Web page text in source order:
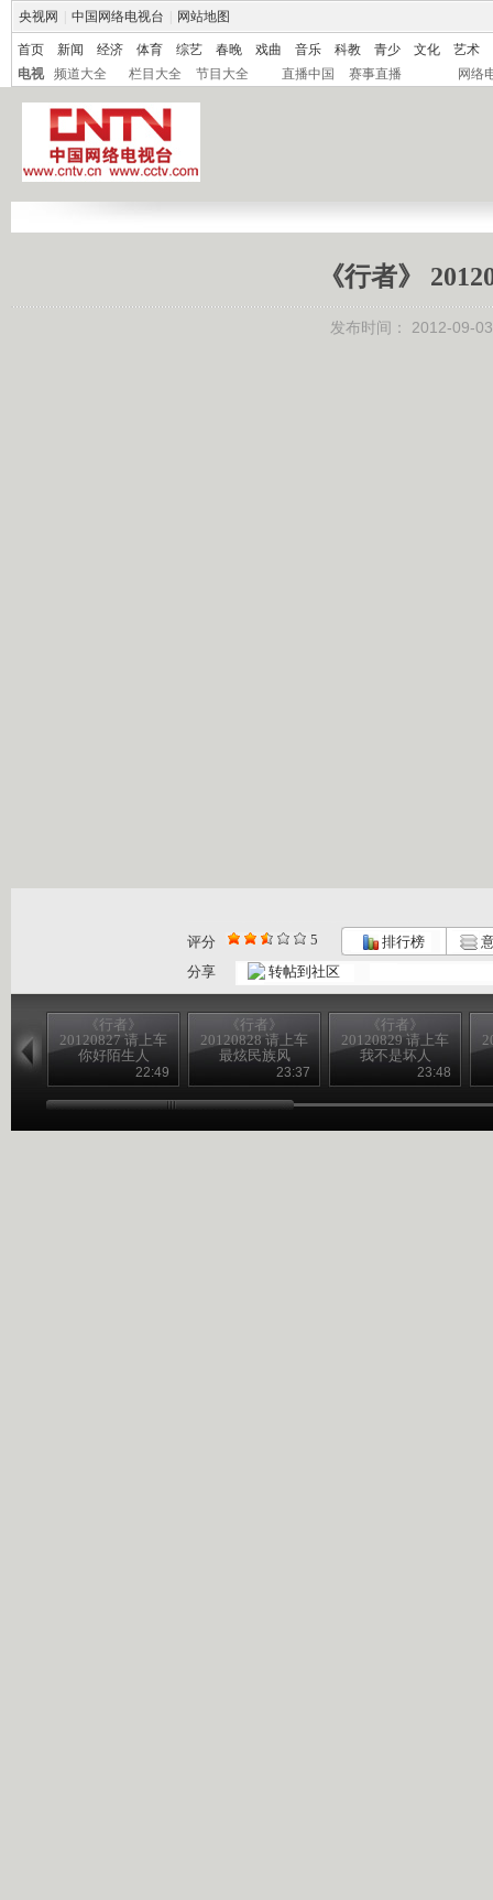
央视网 中国网络电视台 网站地图
首页 新闻 经济 体育 综艺 春晚 戏曲 音乐 科教 青少 文化
艺术
电视
频道大全 栏目大全 节目大全 直播中国 赛事直播 网络
《行者》
发布时间： 2012-09-
评分 5 排行榜
分享
转帖到社区
《行者》
20120827 请上车
你好陌生人
22:49
《行者》
20120828 请上车
最炫民族风
23:37
《行者》
20120829 请上车
我不是坏人
23:48